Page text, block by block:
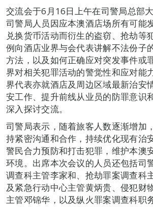
交流会于6月16日上午在司警局总部
司警局人员因应本澳酒店场所有可能
兑换货币活动而衍生的盗窃、抢劫等
例向酒店业界与会代表讲解不法份子
方法，以及如何正确应对突发事件或
界对相关犯罪活动的警觉性和应对能
界代表亦就酒店及周边区域最新治安
安工作、提升前线从业员的防罪意识
深入探讨交流。
司警局表示，随着旅客人数逐渐增加
持紧密沟通和合作，持续优化现有治
警民合力预防和打击犯罪，维护本澳
环境。出席本次会议的人员还包括司
调查科主管李家和、抢劫罪案调查科
及紧急行动中心主管黄炳贵、侵犯财
主管邓锦华，以及纵火罪案调查科职